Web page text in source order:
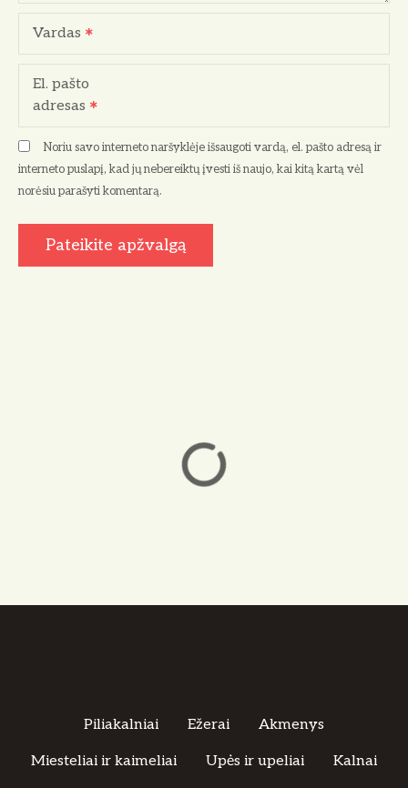
Vardas
El. pašto
adresas
Noriu savo interneto naršyklėje išsaugoti vardą, el. pašto adresą ir
interneto puslapį, kad jų nebereiktų įvesti iš naujo, kai kitą kartą vėl
norėsiu parašyti komentarą.
Piliakalniai Ežerai Akmenys
Miesteliai ir kaimeliai Upės ir upeliai Kalnai